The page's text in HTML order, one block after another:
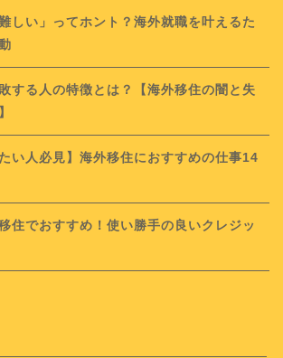
しい」ってホント？海外就職を叶えるた
する人の特徴とは？【海外移住の闇と失
い人必見】海外移住におすすめの仕事14
住でおすすめ！使い勝手の良いクレジッ